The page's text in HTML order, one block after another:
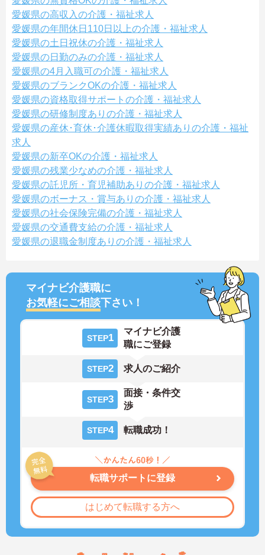
愛媛県の高収入の介護・福祉求人
愛媛県の年間休日110日以上の介護・福祉求人
愛媛県の土日祝休の介護・福祉求人
愛媛県の日勤のみの介護・福祉求人
愛媛県の4月入職可の介護・福祉求人
愛媛県のブランクOKの介護・福祉求人
愛媛県の資格取得サポートの介護・福祉求人
愛媛県の研修制度ありの介護・福祉求人
愛媛県の産休･育休･介護休暇取得実績ありの介護・福祉
求人
愛媛県の新卒OKの介護・福祉求人
愛媛県の残業少なめの介護・福祉求人
愛媛県の託児所・育児補助ありの介護・福祉求人
愛媛県のボーナス・賞与ありの介護・福祉求人
愛媛県の社会保険完備の介護・福祉求人
愛媛県の交通費支給の介護・福祉求人
愛媛県の退職金制度ありの介護・福祉求人
マイナビ介護職に
お気軽にご相談下さい！
STEP1
マイナビ介護
職にご登録
STEP2 求人のご紹介
STEP3
面接・条件交
渉
STEP4 転職成功！
転職サポートに登録
はじめて転職する方へ